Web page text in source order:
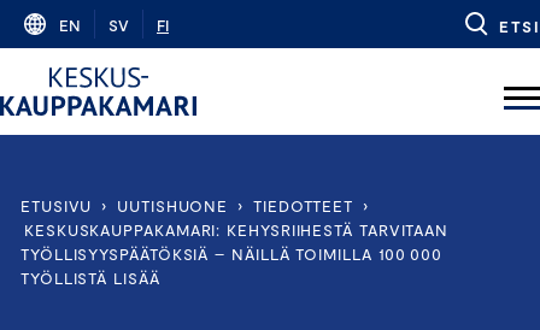
Skip
content
EN SV FI ETSI
ETUSIVU › UUTISHUONE › TIEDOTTEET
›
KESKUSKAUPPAKAMARI: KEHYSRIIHESTÄ TARVITAAN
TYÖLLISYYSPÄÄTÖKSIÄ – NÄILLÄ TOIMILLA 100 000
TYÖLLISTÄ LISÄÄ